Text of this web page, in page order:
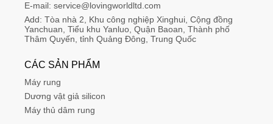
E-mail: service@lovingworldltd.com
Add: Tòa nhà 2, Khu công nghiệp Xinghui, Cộng đồng
Yanchuan, Tiểu khu Yanluo, Quận Baoan, Thành phố
Thâm Quyến, tỉnh Quảng Đông, Trung Quốc
CÁC SẢN PHẨM
Máy rung
Dương vật giả silicon
Máy thủ dâm rung